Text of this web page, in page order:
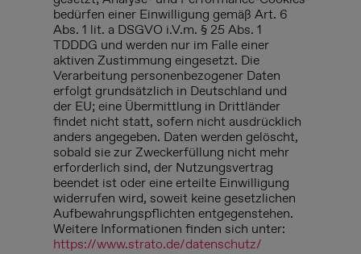
bedürfen einer Einwilligung gemäß Art. 6
Abs. 1 lit. a DSGVO i.V.m. § 25 Abs. 1
TDDDG und werden nur im Falle einer
aktiven Zustimmung eingesetzt. Die
Verarbeitung personenbezogener Daten
erfolgt grundsätzlich in Deutschland und
der EU; eine Übermittlung in Drittländer
findet nicht statt, sofern nicht ausdrücklich
anders angegeben. Daten werden gelöscht,
sobald sie zur Zweckerfüllung nicht mehr
erforderlich sind, der Nutzungsvertrag
beendet ist oder eine erteilte Einwilligung
widerrufen wird, soweit keine gesetzlichen
Aufbewahrungspflichten entgegenstehen.
Weitere Informationen finden sich unter:
https://www.strato.de/datenschutz/